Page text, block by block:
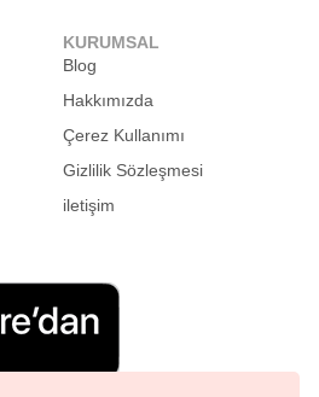
KURUMSAL
Blog
Hakkımızda
Çerez Kullanımı
Gizlilik Sözleşmesi
iletişim